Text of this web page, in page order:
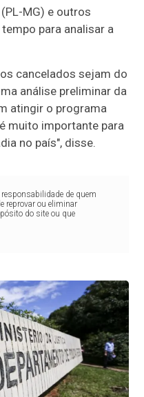
MG) e outros
para analisar a
cancelados sejam do
análise preliminar da
atingir o programa
muito importante para
no país", disse.
de quem
reprovar ou eliminar
do site ou que